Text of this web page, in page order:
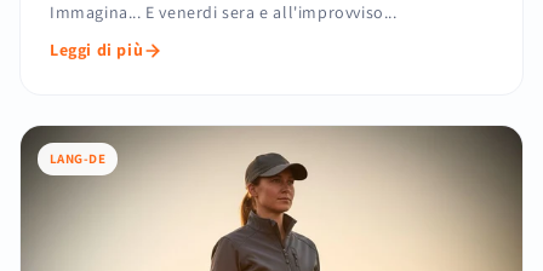
Immagina... E venerdi sera e all'improvviso...
Leggi di più
LANG-DE